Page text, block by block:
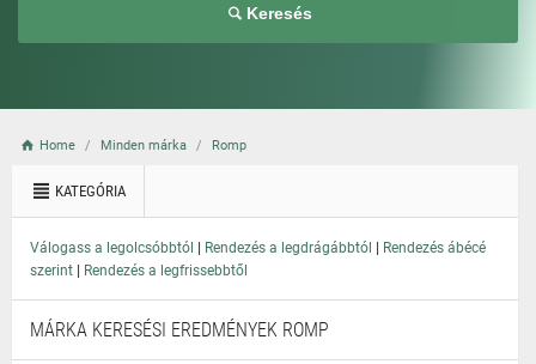
Keresés
Home Minden márka Romp
KATEGÓRIA
Válogass a legolcsóbbtól | Rendezés a legdrágábbtól | Rendezés ábécé
szerint | Rendezés a legfrissebbtől
MÁRKA KERESÉSI EREDMÉNYEK ROMP